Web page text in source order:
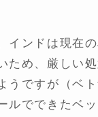
インドは現在
ため、厳しい
うですが（ベ
ルでできたベ